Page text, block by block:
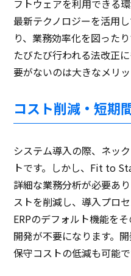
フトウェアを利用できる
最新テクノロジーを活用
り、業務効率化を図った
たびたび行われる法改正
要がないのは大きなメリッ
コスト削減・短期
システム導入の際、ネッ
トです。しかし、Fit to
詳細な業務分析が必要あ
ストを削減し、導入プロ
ERPのデフォルト機能を
開発が不要になります。
保守コストの低減も可能で